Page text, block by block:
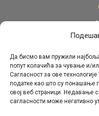
Да бисмо вам пружили најбоља
попут колачића за чување и/
Сагласност за ове
податке као што су понашање
овој веб страници. Недавање
сагласности може негативно